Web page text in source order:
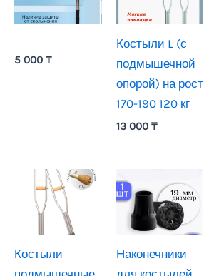
5 000 ₸
Костыли L (с
подмышечной
опорой) на рост
170-190 120 кг
13 000 ₸
Костыли
Наконечники